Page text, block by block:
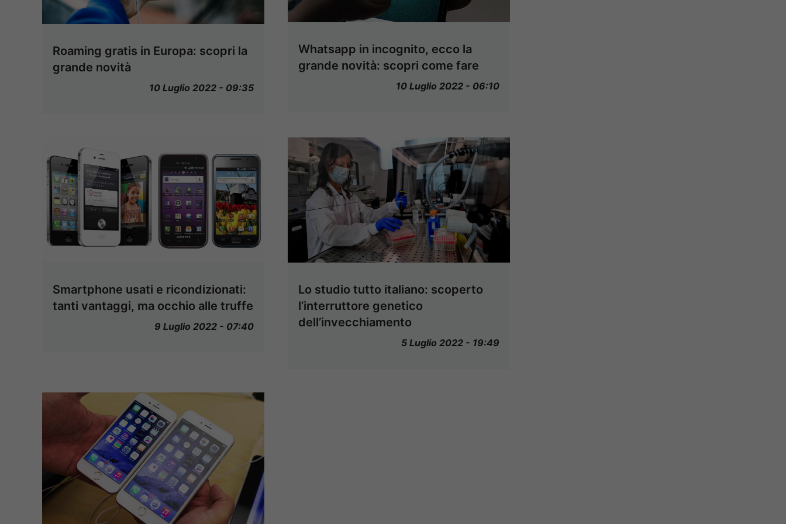
Roaming gratis in Europa: scopri la
grande novità
10 Luglio 2022 - 09:35
Whatsapp in incognito, ecco la
grande novità: scopri come fare
10 Luglio 2022 - 06:10
Smartphone usati e ricondizionati:
tanti vantaggi, ma occhio alle truffe
9 Luglio 2022 - 07:40
Lo studio tutto italiano: scoperto
l’interruttore genetico
dell’invecchiamento
5 Luglio 2022 - 19:49